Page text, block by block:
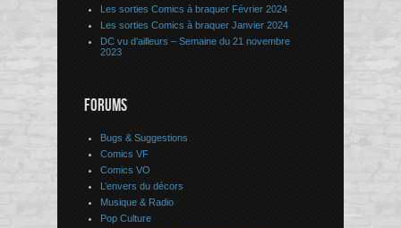
Les sorties Comics à braquer Février 2024
Les sorties Comics à braquer Janvier 2024
DC vu d’ailleurs – Semaine du 21 novembre
2023
FORUMS
Bugs & Suggestions
Comics VF
Comics VO
L’envers du décors
Musique & Radio
Pop Culture